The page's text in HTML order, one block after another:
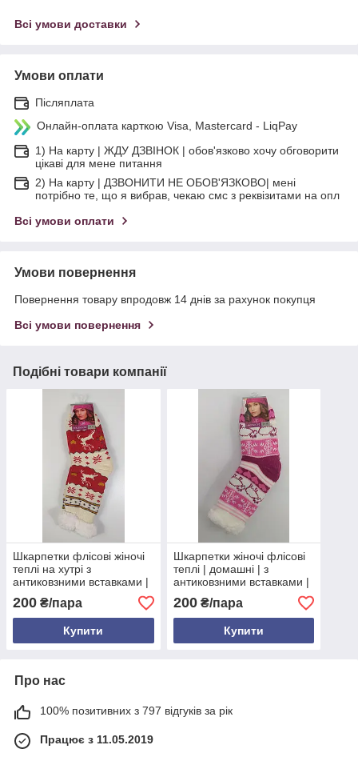
Всі умови доставки
Умови оплати
Післяплата
Онлайн-оплата карткою Visa, Mastercard - LiqPay
1) На карту | ЖДУ ДЗВІНОК | обов'язково хочу обговорити
цікаві для мене питання
2) На карту | ДЗВОНИТИ НЕ ОБОВ'ЯЗКОВО| мені
потрібно те, що я вибрав, чекаю смс з реквізитами на опл
Всі умови оплати
Умови повернення
Повернення товару впродовж 14 днів за рахунок покупця
Всі умови повернення
Подібні товари компанії
Шкарпетки флісові жіночі
теплі на хутрі з
антиковзними вставками |
червоно-білий візерунок |
розміри 35–38 та 39–41
200 ₴/пара
Купити
Шкарпетки жіночі флісові
теплі | домашні | з
антиковзними вставками |
розміри 35–38 та 39–41 |
узори баранчики та
сніжинки
200₴/пара
Купити
Про нас
100% позитивних з 797 відгуків за рік
Працює з 11.05.2019